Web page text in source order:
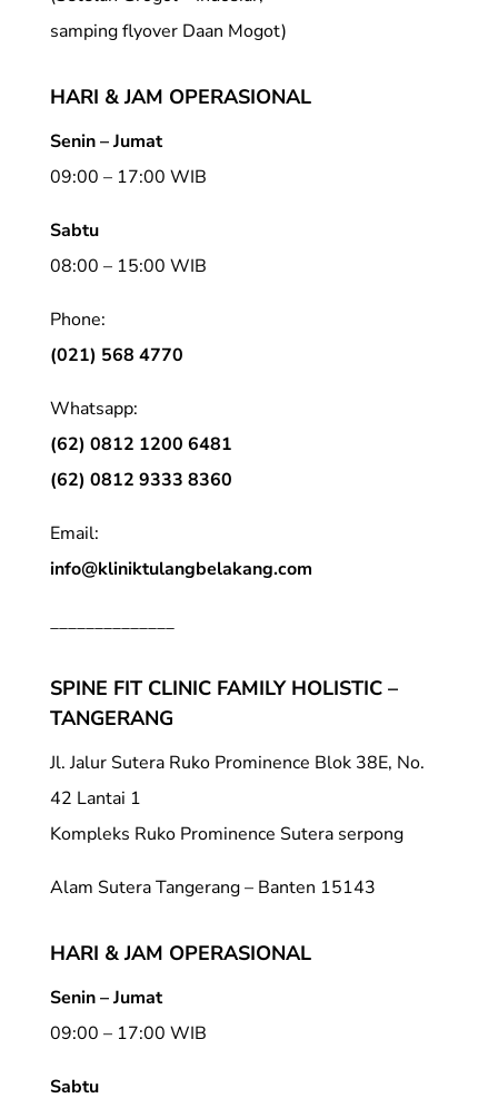
samping flyover Daan Mogot)
HARI & JAM OPERASIONAL
Senin – Jumat
09:00 – 17:00 WIB
Sabtu
08:00 – 15:00 WIB
Phone:
(021) 568 4770
Whatsapp:
(62) 0812 1200 6481
(62) 0812 9333 8360
Email:
info@kliniktulangbelakang.com
______________
SPINE FIT CLINIC FAMILY HOLISTIC –
TANGERANG
Jl. Jalur Sutera Ruko Prominence Blok 38E, No.
42 Lantai 1
Kompleks Ruko Prominence Sutera serpong
Alam Sutera Tangerang – Banten 15143
HARI & JAM OPERASIONAL
Senin – Jumat
09:00 – 17:00 WIB
Sabtu